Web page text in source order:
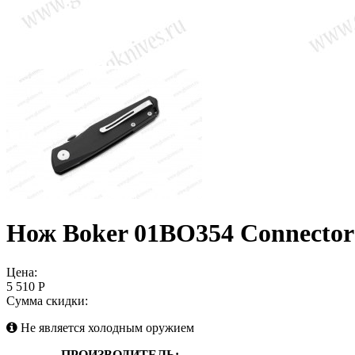
Нож Boker 01BO354
Цена:
5 510 Р
Сумма скидки:
Не является холодным оружием